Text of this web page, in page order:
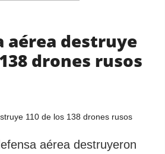
aérea destruye
drones rusos
aérea destruyeron